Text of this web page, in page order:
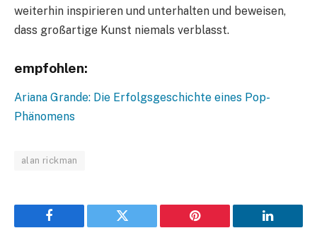
weiterhin inspirieren und unterhalten und beweisen,
dass großartige Kunst niemals verblasst.
empfohlen:
Ariana Grande: Die Erfolgsgeschichte eines Pop-
Phänomens
alan rickman